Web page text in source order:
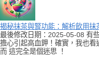
揭秘抹茶與腎功能：解析飲用
最後修改日期：2025-05-08 有
擔心引起高血鉀！確實，我也
而 這完全是個迷思 ！